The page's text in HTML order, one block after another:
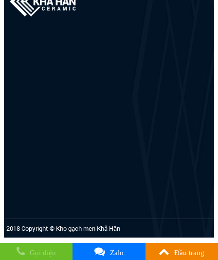
2018 Copyright © Kho gạch men Khả Hân
Gọi điện Zalo Đầu trang